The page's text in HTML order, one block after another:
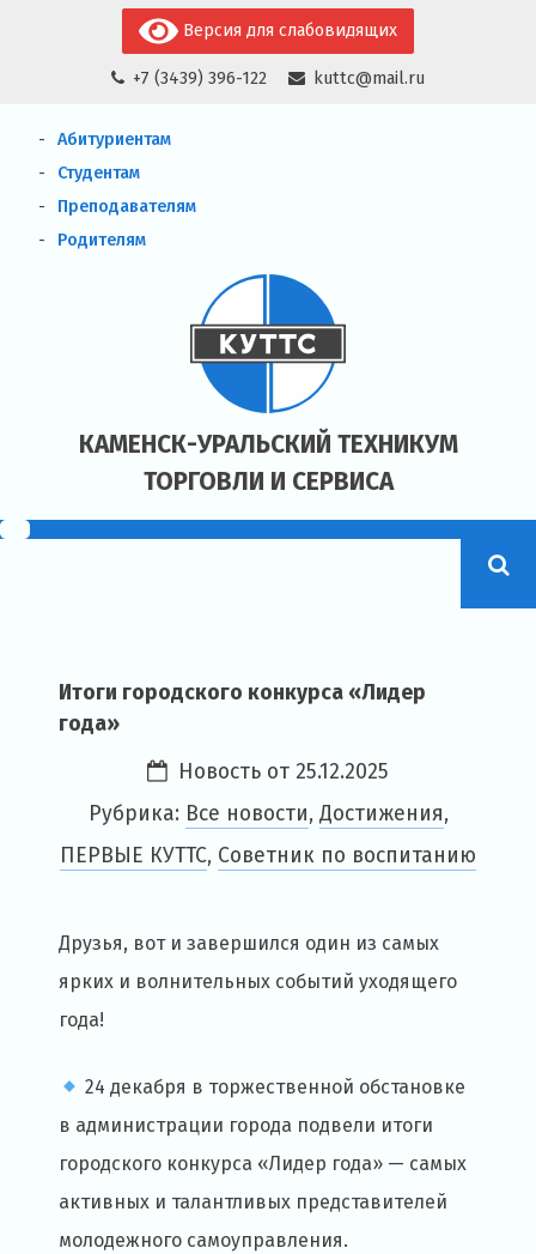
+7 (3439) 396-122 kuttc@mail.ru
Версия для слабовидящих
КАМЕНСК-УРАЛЬСКИЙ ТЕХНИКУМ
ТОРГОВЛИ И СЕРВИСА
Абитуриентам
Студентам
Преподавателям
Родителям
Итоги городского конкурса «Лидер
года»
Новость от 25.12.2025
Рубрика: Все новости, Достижения,
ПЕРВЫЕ КУТТС, Советник по воспитанию
Друзья, вот и завершился один из самых
ярких и волнительных событий уходящего
года!
24 декабря в торжественной обстановке
в администрации города подвели итоги
городского конкурса «Лидер года» — самых
активных и талантливых представителей
молодежного самоуправления.